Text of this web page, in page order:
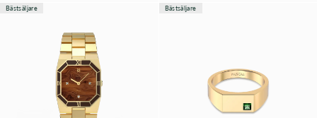
Bästsäljare Bästsäljare